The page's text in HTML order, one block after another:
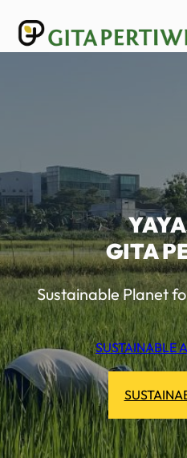
Lewati
ke
GITA
Sustainable Planet
SUSTAINABLE